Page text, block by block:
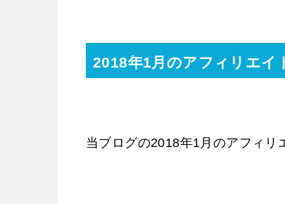
2018年1月のアフィリエイ
当ブログの2018年1月のアフィリ